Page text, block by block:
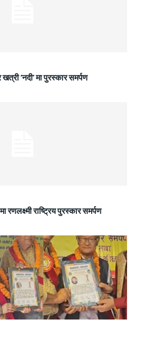
‘नदी’ मा पुरस्कार समर्पण
रणलक्ष्मी राष्ट्रिय पुरस्कार समर्पण